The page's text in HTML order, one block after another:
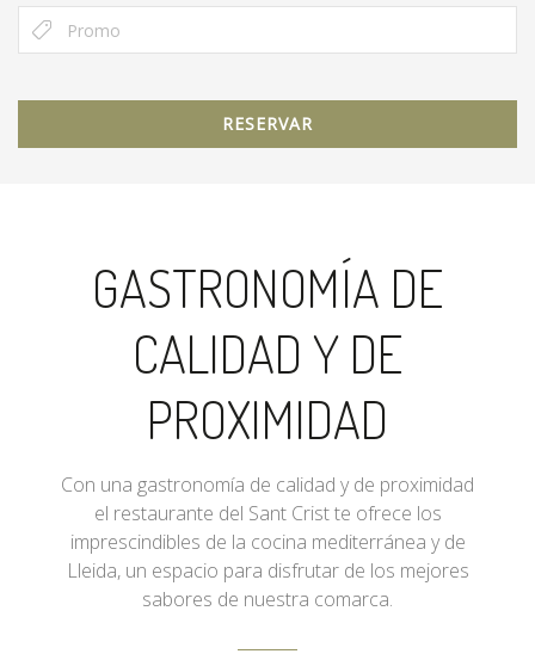
RESERVAR
GASTRONOMÍA DE
CALIDAD Y DE
PROXIMIDAD
Con una gastronomía de calidad y de proximidad
el restaurante del Sant Crist te ofrece los
imprescindibles de la cocina mediterránea y de
Lleida, un espacio para disfrutar de los mejores
sabores de nuestra comarca.